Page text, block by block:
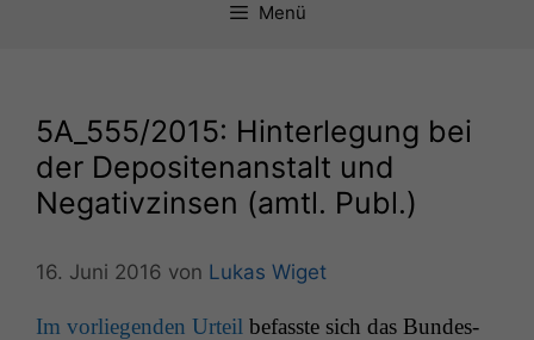
Menü
5A_555/2015: Hinterlegung bei
der Depositenanstalt und
Negativzinsen (amtl. Publ.)
16. Juni 2016 von Lukas Wiget
Im vor­liegen­den Urteil befasste sich das Bun­des­